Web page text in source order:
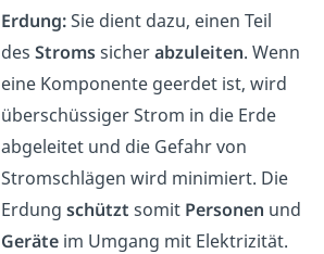
Erdung:Sie dient dazu, einen Teil
des Stromssicherabzuleiten. Wenn
eine Komponente geerdet ist, wird
überschüssiger Strom in die Erde
abgeleitet und die Gefahr von
Stromschlägen wird minimiert. Die
Erdung schützt somit Personen und
Geräteim Umgang mit Elektrizität.